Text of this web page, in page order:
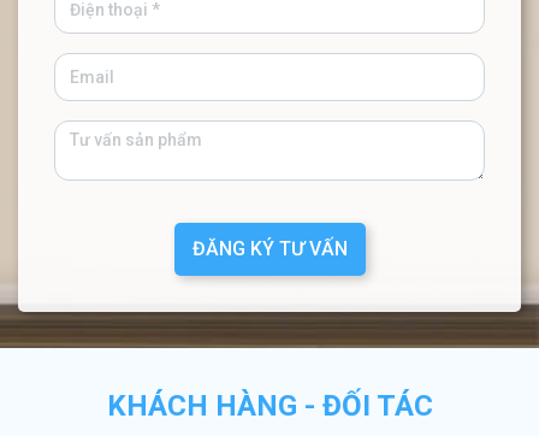
ĐĂNG KÝ TƯ VẤN
KHÁCH HÀNG - ĐỐI TÁC